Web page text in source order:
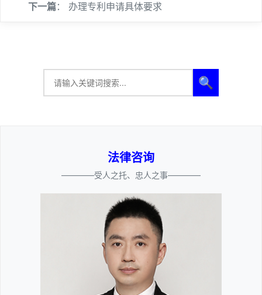
下一篇： 办理专利申请具体要求
🔍
法律咨询
————受人之托、忠人之事————